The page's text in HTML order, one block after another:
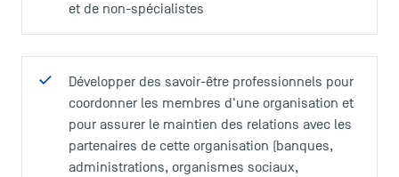
et de non-spécialistes
Développer des savoir-être professionnels pour
coordonner les membres d'une organisation et
pour assurer le maintien des relations avec les
partenaires de cette organisation (banques,
administrations, organismes sociaux,